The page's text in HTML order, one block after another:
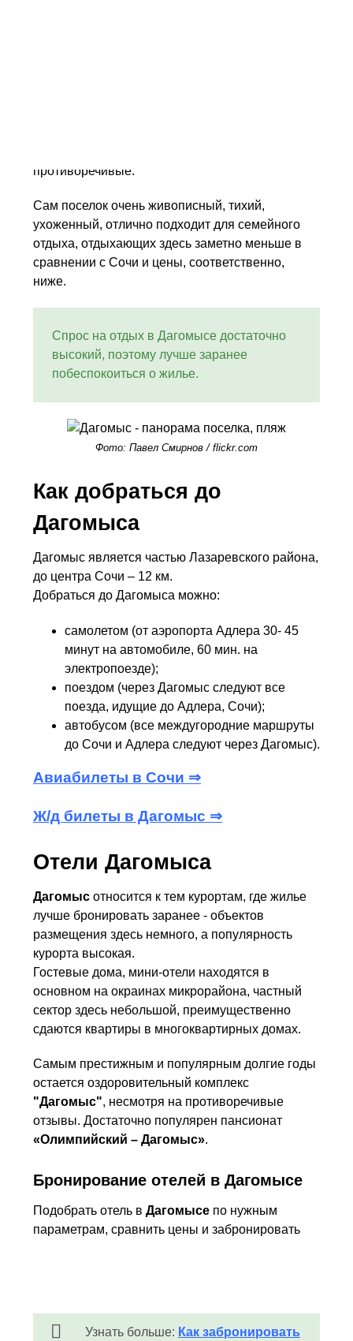
противоречивые.
Сам поселок очень живописный, тихий,
ухоженный, отлично подходит для семейного
отдыха, отдыхающих здесь заметно меньше в
сравнении с Сочи и цены, соответственно,
ниже.
Спрос на отдых в Дагомысе достаточно
высокий, поэтому лучше заранее
побеспокоиться о жилье.
Фото: Павел Смирнов / flickr.com
Как добраться до
Дагомыса
Дагомыс является частью Лазаревского района,
до центра Сочи – 12 км.
Добраться до Дагомыса можно:
самолетом (от аэропорта Адлера 30- 45
минут на автомобиле, 60 мин. на
электропоезде);
поездом (через Дагомыс следуют все
поезда, идущие до Адлера, Сочи);
автобусом (все междугородние маршруты
до Сочи и Адлера следуют через Дагомыс).
Авиабилеты в Сочи ⇒
Ж/д билеты в Дагомыс ⇒
Отели Дагомыса
Дагомыс относится к тем курортам, где жилье
лучше бронировать заранее - объектов
размещения здесь немного, а популярность
курорта высокая.
Гостевые дома, мини-отели находятся в
основном на окраинах микрорайона, частный
сектор здесь небольшой, преимущественно
сдаются квартиры в многоквартирных домах.
Самым престижным и популярным долгие годы
остается оздоровительный комплекс
"Дагомыс", несмотря на противоречивые
отзывы. Достаточно популярен пансионат
«Олимпийский – Дагомыс».
Бронирование отелей в Дагомысе
Подобрать отель в Дагомысе по нужным
параметрам, сравнить цены и забронировать
Узнать больше: Как забронировать